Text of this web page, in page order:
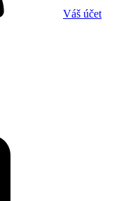
Váš účet